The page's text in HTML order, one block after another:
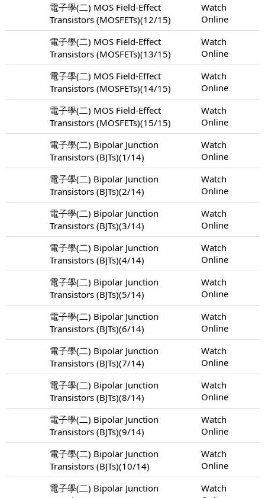
電子學(二) MOS Field-Effect
Transistors (MOSFETs)(12/15)
Watch
Online
電子學(二) MOS Field-Effect
Transistors (MOSFETs)(13/15)
Watch
Online
電子學(二) MOS Field-Effect
Transistors (MOSFETs)(14/15)
Watch
Online
電子學(二) MOS Field-Effect
Transistors (MOSFETs)(15/15)
Watch
Online
電子學(二) Bipolar Junction
Transistors (BJTs)(1/14)
Watch
Online
電子學(二) Bipolar Junction
Transistors (BJTs)(2/14)
Watch
Online
電子學(二) Bipolar Junction
Transistors (BJTs)(3/14)
Watch
Online
電子學(二) Bipolar Junction
Transistors (BJTs)(4/14)
Watch
Online
電子學(二) Bipolar Junction
Transistors (BJTs)(5/14)
Watch
Online
電子學(二) Bipolar Junction
Transistors (BJTs)(6/14)
Watch
Online
電子學(二) Bipolar Junction
Transistors (BJTs)(7/14)
Watch
Online
電子學(二) Bipolar Junction
Transistors (BJTs)(8/14)
Watch
Online
電子學(二) Bipolar Junction
Transistors (BJTs)(9/14)
Watch
Online
電子學(二) Bipolar Junction
Transistors (BJTs)(10/14)
Watch
Online
電子學(二) Bipolar Junction
Watch